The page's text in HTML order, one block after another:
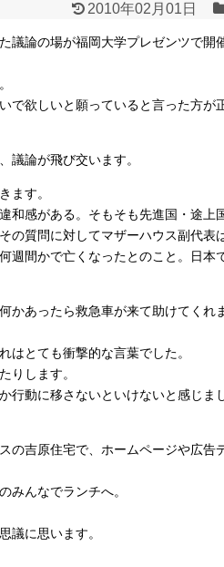
2010年02月01日
議論の場が福岡大学プレゼンツで開
で欲しいと願っていると言った方が
議論が飛び交います。
ます。
和感がある。そもそも先進国・途上
の質問に対してマザーハウス副代表
週間かで亡くなったとのこと。日本
かあったら救急車が来て助けてくれ
はとても衝撃的な言葉でした。
りします。
動に移さないといけないと感じま
の吉原住宅で、ホームページや広告
みんなでランチへ。
議に思います。